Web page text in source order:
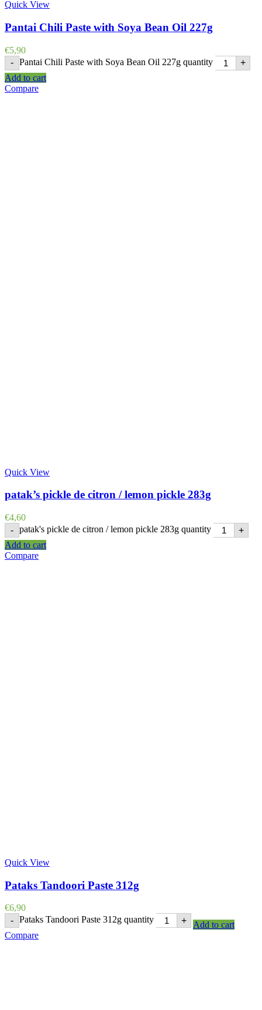
Quick View
Pantai Chili Paste with Soya Bean Oil 227g
€5,90
- Pantai Chili Paste with Soya Bean Oil 227g quantity
+
Add to cart
Compare
Quick View
patak’s pickle de citron / lemon pickle 283g
€4,60
- patak's pickle de citron / lemon pickle 283g quantity
+
Add to cart
Compare
Quick View
Pataks Tandoori Paste 312g
€6,90
- Pataks Tandoori Paste 312g quantity +
Add to cart
Compare